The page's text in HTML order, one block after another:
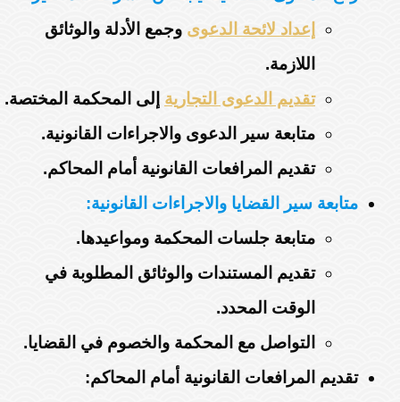
إعداد لائحة الدعوى وجمع الأدلة والوثائق
اللازمة.
تقديم الدعوى التجارية إلى المحكمة المختصة.
متابعة سير الدعوى والاجراءات القانونية.
تقديم المرافعات القانونية أمام المحاكم.
متابعة سير القضايا والاجراءات القانونية:
متابعة جلسات المحكمة ومواعيدها.
تقديم المستندات والوثائق المطلوبة في
الوقت المحدد.
التواصل مع المحكمة والخصوم في القضايا.
تقديم المرافعات القانونية أمام المحاكم: